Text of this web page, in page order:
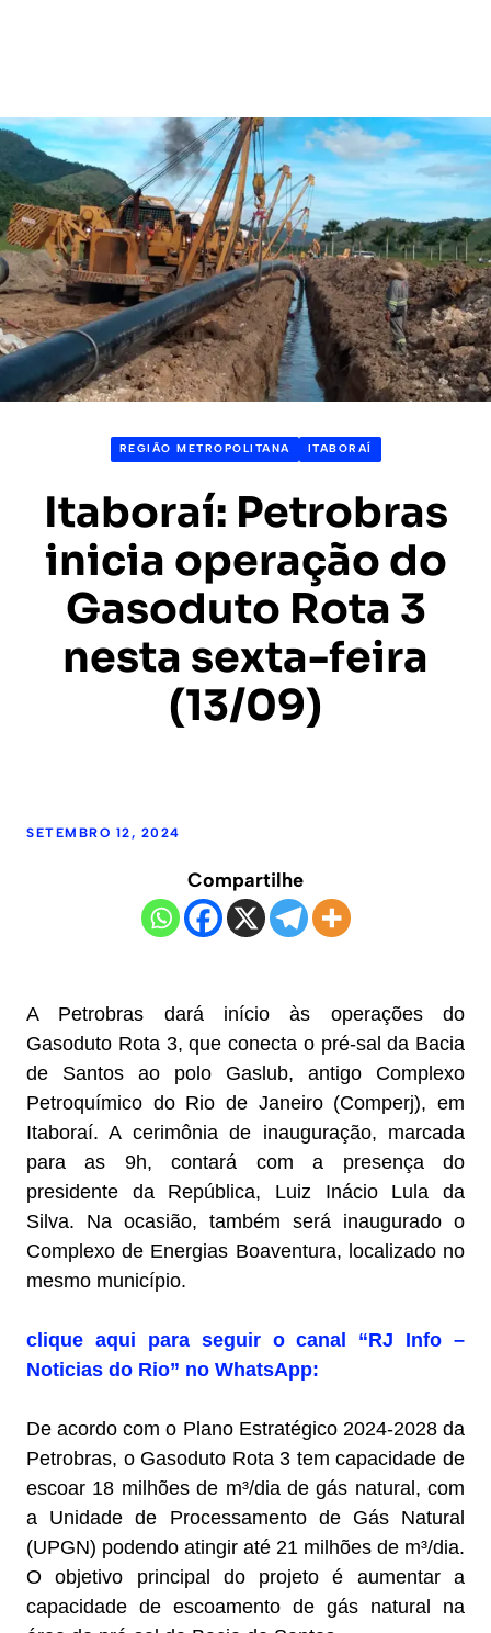
REGIÃO METROPOLITANA ITABORAÍ
Itaboraí: Petrobras
inicia operação do
Gasoduto Rota 3
nesta sexta-feira
(13/09)
SETEMBRO 12, 2024
Compartilhe
A Petrobras dará início às operações do
Gasoduto Rota 3, que conecta o pré-sal da Bacia
de Santos ao polo Gaslub, antigo Complexo
Petroquímico do Rio de Janeiro (Comperj), em
Itaboraí. A cerimônia de inauguração, marcada
para as 9h, contará com a presença do
presidente da República, Luiz Inácio Lula da
Silva. Na ocasião, também será inaugurado o
Complexo de Energias Boaventura, localizado no
mesmo município.
clique aqui para seguir o canal “RJ Info –
Noticias do Rio” no WhatsApp:
De acordo com o Plano Estratégico 2024-2028 da
Petrobras, o Gasoduto Rota 3 tem capacidade de
escoar 18 milhões de m³/dia de gás natural, com
a Unidade de Processamento de Gás Natural
(UPGN) podendo atingir até 21 milhões de m³/dia.
O objetivo principal do projeto é aumentar a
capacidade de escoamento de gás natural na